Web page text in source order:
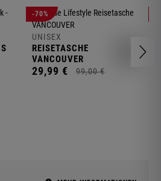
-70%
UNISEX
REISETASCHE
VANCOUVER
29,99 € 99,00 €